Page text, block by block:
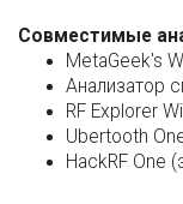
Совместимые
MetaGeek's
Анализатор
RF Explorer
Ubertooth
HackRF One